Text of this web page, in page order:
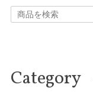
Category